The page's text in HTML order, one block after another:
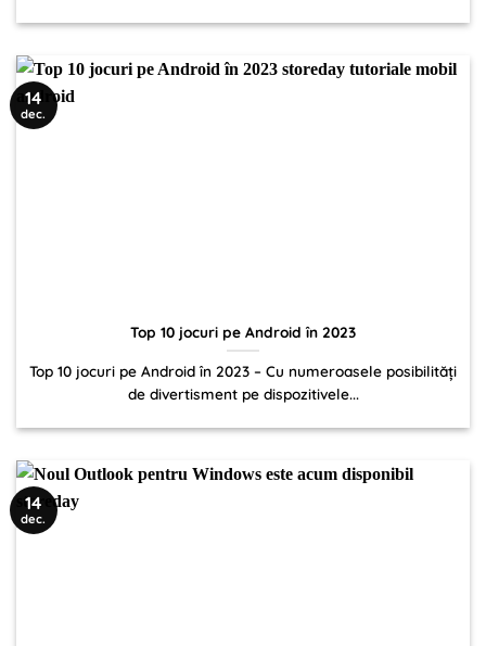
Top 10 jocuri pe Android în 2023
Top 10 jocuri pe Android în 2023 – Cu numeroasele posibilități
de divertisment pe dispozitivele...
14
dec.
14
dec.